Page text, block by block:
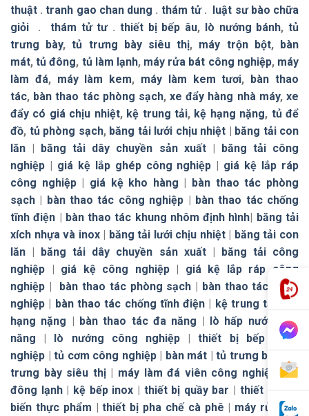
thuật .tranh gao chan dung . thám tử. luật sư bào chữa
giỏi . thám tử tư. thiết bị bếp âu, lò nướng bánh,tủ
trưng bày,tủ trưng bày siêu thị, máy trộn bột, bàn
mát,tủ đông, tủ làm lạnh, máy rửa bát công nghiệp, máy
làm đá, máy làm kem, máy làm kem tươi, bàn thao
tác, bàn thao tác phòng sạch,xe đẩy hàng nhà máy,xe
đẩy có giá chịu nhiệt, kệ trung tải, kệ hạng nặng, tủ để
đồ, tủ phòng sạch, băng tải lưới chịu nhiệt | băng tải con
lăn | băng tải dây chuyền sản xuất| băng tải công
nghiệp | giá kệ lắp ghép công nghiệp | giá kệ lắp ráp
công nghiệp| giá kệ kho hàng | bàn thao tác phòng
sạch | bàn thao tác công nghiệp | bàn thao tác chống
tĩnh điện | bàn thao tác khung nhôm định hình| băng tải
xích nhựa và inox| băng tải lưới chịu nhiệt| băng tải con
lăn | băng tải dây chuyền sản xuất| băng tải công
nghiệp | giá kệ công nghiệp| giá kệ lắp ráp công
nghiệp | bàn thao tác phòng sạch | bàn thao tác công
nghiệp | bàn thao tác chống tĩnh điện | kệ trung tải |kệ
hạng nặng | bàn thao tác đa năng | lò hấp nướng đa
năng | lò nướng công nghiệp |thiết bị bếp công
nghiệp | tủ cơm công nghiệp| bàn mát | tủ trưng bày
trưng bày siêu thị| máy làm đá viên công nghiệp |tủ
đông lạnh| kệ bếp inox | thiết bị quầy bar | thiết bị chế
biến thực phẩm |thiết bị pha chế cà phê | máy rửa bát